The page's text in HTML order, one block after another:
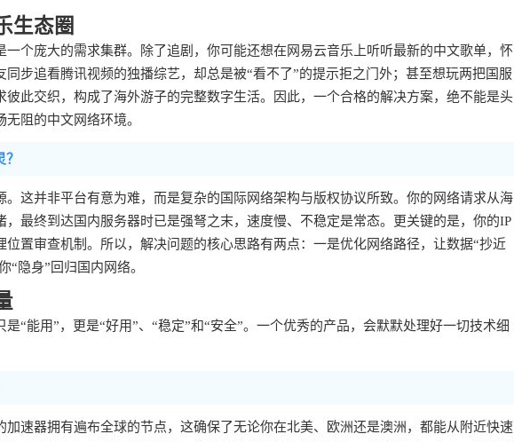
生态圈
个庞大的需求集群。除了追剧，你可能还想在网易云音乐上听听最新的中文歌单，怀
步追看腾讯视频的独播综艺，却总是被“看不了”的提示拒之门外；甚至想玩两把国服
此交织，构成了海外游子的完整数字生活。因此，一个合格的解决方案，绝不能是头
阻的中文网络环境。
这并非平台有意为难，而是复杂的国际网络架构与版权协议所致。你的网络请求从海
最终到达国内服务器时已是强弩之末，速度慢、不稳定是常态。更关键的是，你的IP
置审查机制。所以，解决问题的核心思路有两点：一是优化网络路径，让数据“抄近
“隐身”回归国内网络。
“能用”，更是“好用”、“稳定”和“安全”。一个优秀的产品，会默默处理好一切技术细
速器拥有遍布全球的节点，这确保了无论你在北美、欧洲还是澳洲，都能从附近快速